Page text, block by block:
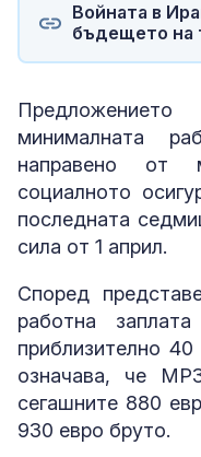
Войната в
бъдещето на
минималната
направено от
социалното
последната
сила от 1 април.
Според
работна
приблизително
означава, че
сегашните 880
930 евро бруто.